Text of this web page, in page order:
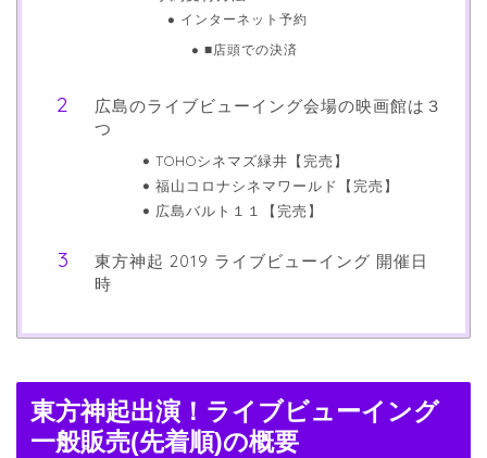
インターネット予約
■店頭での決済
広島のライブビューイング会場の映画館は３
つ
TOHOシネマズ緑井【完売】
福山コロナシネマワールド【完売】
広島バルト１１【完売】
東方神起 2019 ライブビューイング 開催日
時
東方神起出演！ライブビューイング
一般販売(先着順)の概要